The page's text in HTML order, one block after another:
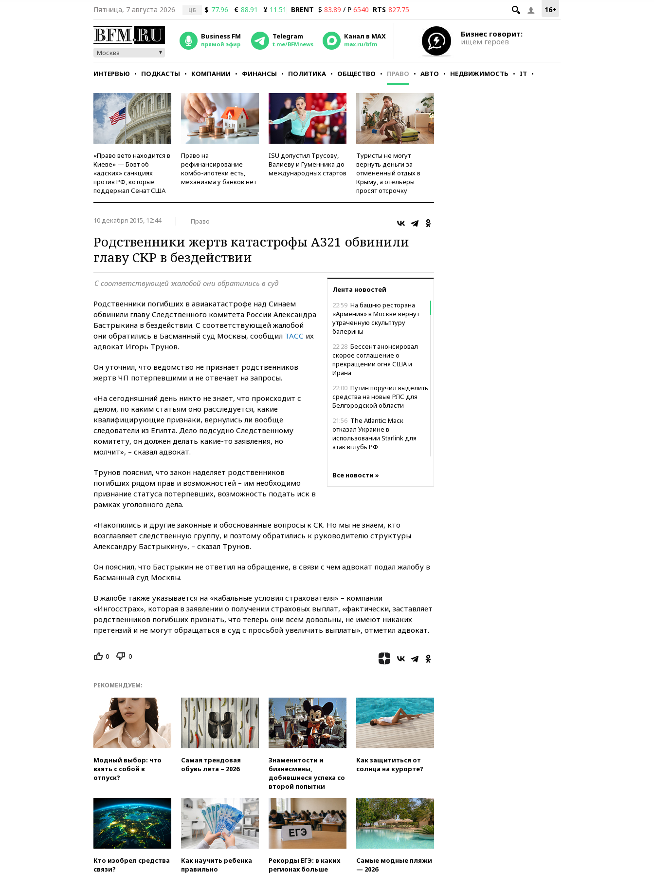
16+
Пятница, 7 августа 2026 ЦБ $ 77.96 € 88.91 ¥ 11.51 BRENT $ 83.89 / ₽ 6540 RTS 827.75
Москва
Business FM
прямой эфир
Telegram
t.me/BFMnews
Канал в MAX
max.ru/bfm
Бизнес говорит:
ищем героев
ИНТЕРВЬЮ ПОДКАСТЫ КОМПАНИИ ФИНАНСЫ ПОЛИТИКА ОБЩЕСТВО ПРАВО АВТО НЕДВИЖИМОСТЬ IT
СТИЛЬ ТЕСТЫ
«Право вето находится в
Киеве» — Бовт об
«адских» санкциях
против РФ, которые
поддержал Сенат США
Право на
рефинансирование
комбо-ипотеки есть,
механизма у банков нет
ISU допустил Трусову,
Валиеву и Гуменника до
международных стартов
Туристы не могут
вернуть деньги за
отмененный отдых в
Крыму, а отельеры
просят отсрочку
10 декабря 2015, 12:44 Право
Родственники жертв катастрофы A321 обвинили
главу СКР в бездействии
Лента новостей
22:59 На башню ресторана
«Армения» в Москве вернут
утраченную скульптуру
балерины
22:28 Бессент анонсировал
скорое соглашение о
прекращении огня США и
Ирана
22:00 Путин поручил выделить
средства на новые РЛС для
Белгородской области
21:56 The Atlantic: Маск
отказал Украине в
использовании Starlink для
атак вглубь РФ
уголовное дело
21:15Пентагон опубликовал
Польшей скопилось свыше 6,5
«Интервидение» точно
пройдет в 2026 году
20:45ПВО за день сбила еще
75 украинских беспилотников
Велосипедист погиб при
атаке FPV-дрона в
заочно арестовали по делу о
финансировании
экстремизма
20:20
Суд США постановил
остановить строительство
бального зала в Белом доме
Сенат США одобрил
ужесточение санкций против
России и Ирана
20:00
СК возбудил дело
против журналистки Катерины
Гордеевой о фейках о ВС
России
ISU предоставил
нейтральный статус
Трусовой
Все новости »
С соответствующей жалобой они обратились в суд
Родственники погибших в авиакатастрофе над Синаем
обвинили главу Следственного комитета России Александра
Бастрыкина в бездействии. С соответствующей жалобой
они обратились в Басманный суд Москвы, сообщил ТАСС их
адвокат Игорь Трунов.
Он уточнил, что ведомство не признает родственников
жертв ЧП потерпевшими и не отвечает на запросы.
«На сегодняшний день никто не знает, что происходит с
делом, по каким статьям оно расследуется, какие
квалифицирующие признаки, вернулись ли вообще
следователи из Египта. Дело подсудно Следственному
комитету, он должен делать какие-то заявления, но
молчит», – сказал адвокат.
Трунов пояснил, что закон наделяет родственников
погибших рядом прав и возможностей – им необходимо
признание статуса потерпевших, возможность подать иск в
рамках уголовного дела.
«Накопились и другие законные и обоснованные вопросы к СК. Но мы не знаем, кто
возглавляет следственную группу, и поэтому обратились к руководителю структуры
Александру Бастрыкину», – сказал Трунов.
Он пояснил, что Бастрыкин не ответил на обращение, в связи с чем адвокат подал жалобу в
Басманный суд Москвы.
В жалобе также указывается на «кабальные условия страхователя» – компании
«Ингосстрах», которая в заявлении о получении страховых выплат, «фактически, заставляет
родственников погибших признать, что теперь они всем довольны, не имеют никаких
претензий и не могут обращаться в суд с просьбой увеличить выплаты», отметил адвокат.
0 0
РЕКОМЕНДУЕМ:
Модный выбор: что
взять с собой в
отпуск?
Самая трендовая
обувь лета – 2026
Знаменитости и
бизнесмены,
добившиеся успеха со
второй попытки
Как защититься от
солнца на курорте?
Кто изобрел средства
связи?
Как научить ребенка
правильно
Рекорды ЕГЭ: в каких
регионах больше
Самые модные пляжи
— 2026